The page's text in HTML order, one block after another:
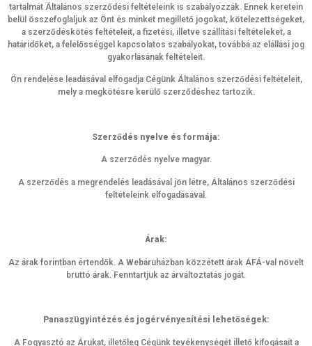
tartalmát Általános szerződési feltételeink is szabályozzák. Ennek keretein
belül összefoglaljuk az Önt és minket megillető jogokat, kötelezettségeket,
a szerződéskötés feltételeit, a fizetési, illetve szállítási feltételeket, a
határidőket, a felelősséggel kapcsolatos szabályokat, továbbá az elállási jog
gyakorlásának feltételeit.
Ön rendelése leadásával elfogadja Cégünk Általános szerződési feltételeit,
mely a megkötésre kerülő szerződéshez tartozik.
Szerződés nyelve és formája:
A szerződés nyelve magyar.
A szerződés a megrendelés leadásával jön létre, Általános szerződési
feltételeink elfogadásával.
Árak:
Az árak forintban értendők. A Webáruházban közzétett árak ÁFÁ-val növelt
bruttó árak. Fenntartjuk az árváltoztatás jogát.
Panaszügyintézés és jogérvényesítési lehetőségek:
A Fogyasztó az Árukat, illetőleg Cégünk tevékenységét illető kifogásait a